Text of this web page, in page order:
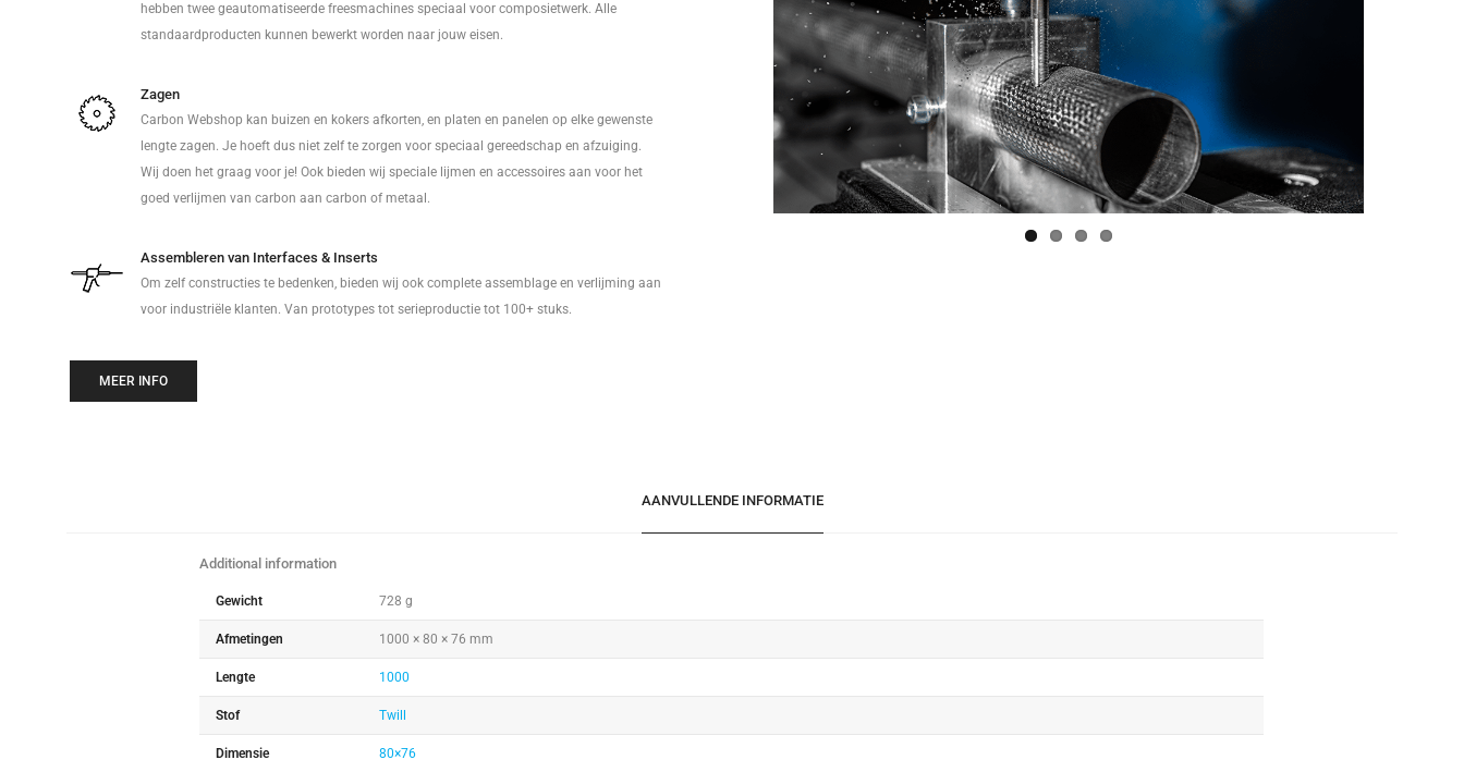
hebben twee geautomatiseerde freesmachines speciaal voor composietwerk. Alle
standaardproducten kunnen bewerkt worden naar jouw eisen.
Zagen
Carbon Webshop kan buizen en kokers afkorten, en platen en panelen op elke gewenste
lengte zagen. Je hoeft dus niet zelf te zorgen voor speciaal gereedschap en afzuiging.
Wij doen het graag voor je! Ook bieden wij speciale lijmen en accessoires aan voor het
goed verlijmen van carbon aan carbon of metaal.
Assembleren van Interfaces & Inserts
Om zelf constructies te bedenken, bieden wij ook complete assemblage en verlijming aan
voor industriële klanten. Van prototypes tot serieproductie tot 100+ stuks.
MEER INFO
AANVULLENDE INFORMATIE
Additional information
Gewicht 728 g
Afmetingen 1000 × 80 × 76 mm
Lengte 1000
Stof Twill
Dimensie 80×76